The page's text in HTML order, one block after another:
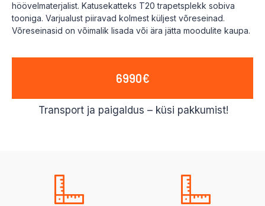
höövelmaterjalist. Katusekatteks T20 trapetsplekk sobiva
tooniga. Varjualust piiravad kolmest küljest võreseinad.
Võreseinasid on võimalik lisada või ära jätta moodulite kaupa.
6990€
Transport ja paigaldus – küsi pakkumist!